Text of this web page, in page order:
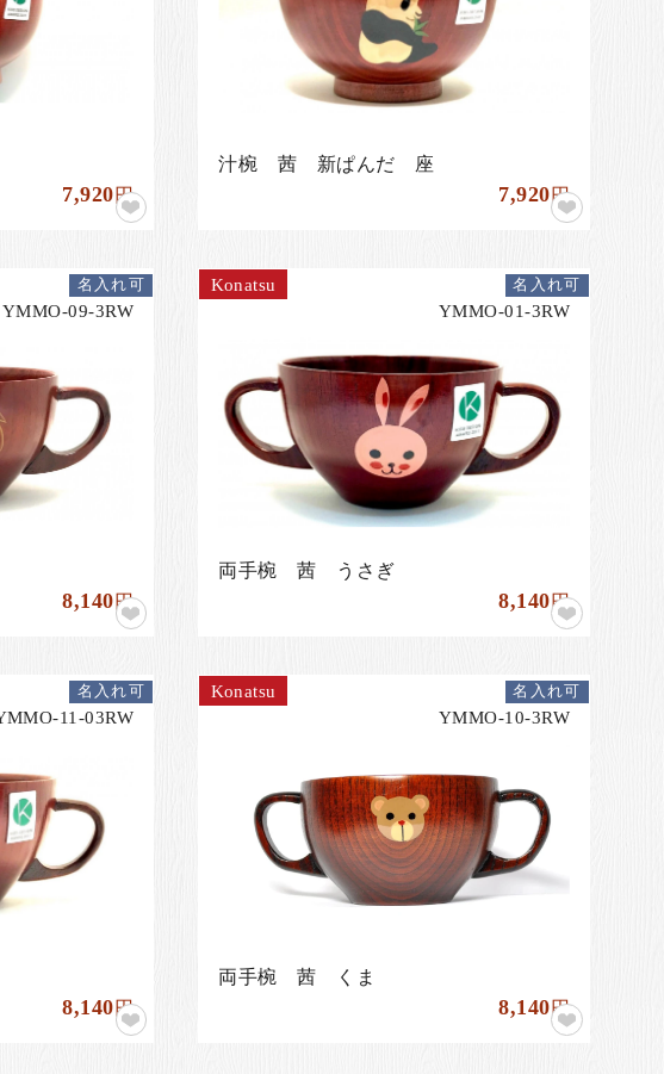
7,920円
汁椀 茜 新ぱんだ 座
7,920円
YMMO-09-3RW
名入れ可
8,140円
Konatsu
YMMO-01-3RW
名入れ可
両手椀 茜 うさぎ
8,140円
11-03RW
名入れ可
8,140円
Konatsu
YMMO-10-3RW
名入れ可
両手椀 茜 くま
8,140円